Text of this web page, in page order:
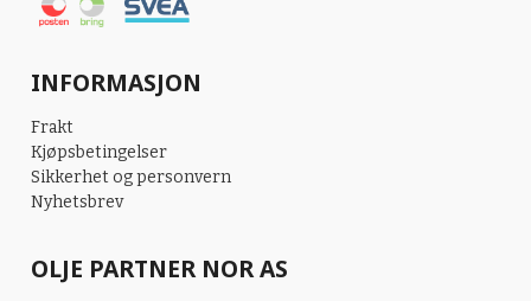
INFORMASJON
Frakt
Kjøpsbetingelser
Sikkerhet og personvern
Nyhetsbrev
OLJE PARTNER NOR AS